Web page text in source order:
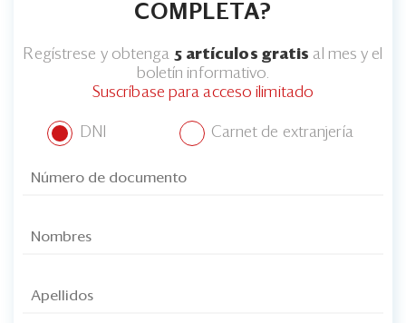
COMPLETA?
Regístrese y obtenga 5 artículos gratis al mes y el
boletín informativo.
Suscríbase para acceso ilimitado
DNI Carnet de extranjería